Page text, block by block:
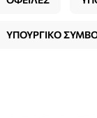
ΥΠΟΥΡΓΙΚΟ